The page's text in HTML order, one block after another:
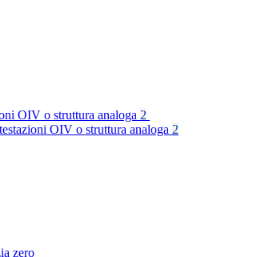
OIV o struttura analoga 2
OIV o struttura analoga 2
zero